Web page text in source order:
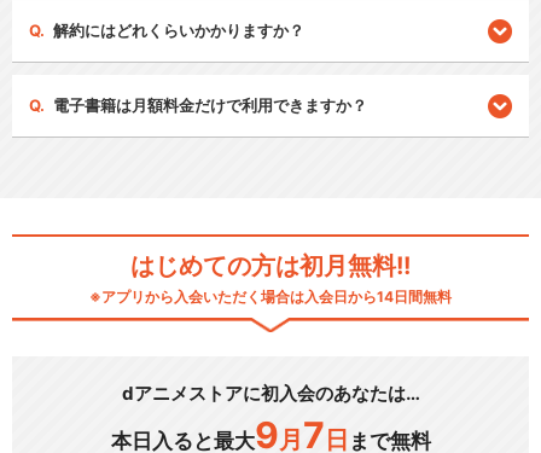
解約にはどれくらいかかりますか？
電子書籍は月額料金だけで利用できますか？
はじめての方は初月無料!!
※アプリから入会いただく場合は入会日から14日間無料
dアニメストアに初入会のあなたは…
本日入ると最大9 月 7 日 まで無料